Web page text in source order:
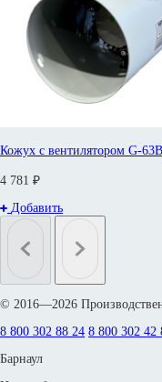
Кожух с вентилятором G-
4 781 ₽
Добавить
© 2016—2026
8 800 302 88 24 8 800 302 42
Барнаул